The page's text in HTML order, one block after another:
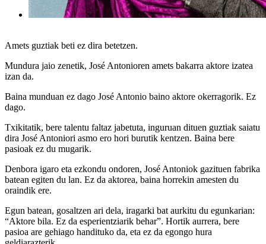
Amets guztiak beti ez dira betetzen.
Mundura jaio zenetik, José Antonioren amets bakarra aktore izatea
izan da.
Baina munduan ez dago José Antonio baino aktore okerragorik. Ez
dago.
Txikitatik, bere talentu faltaz jabetuta, inguruan dituen guztiak saiatu
dira José Antoniori asmo ero hori burutik kentzen. Baina bere
pasioak ez du mugarik.
Denbora igaro eta ezkondu ondoren, José Antoniok gazituen fabrika
batean egiten du lan. Ez da aktorea, baina horrekin amesten du
oraindik ere.
Egun batean, gosaltzen ari dela, iragarki bat aurkitu du egunkarian:
“Aktore bila. Ez da esperientziarik behar”. Hortik aurrera, bere
pasioa are gehiago handituko da, eta ez da egongo hura